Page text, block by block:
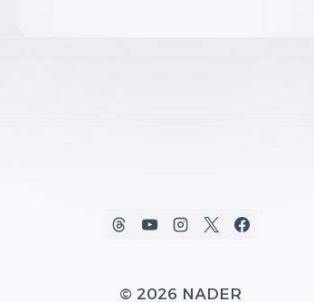
© 2026 NADER